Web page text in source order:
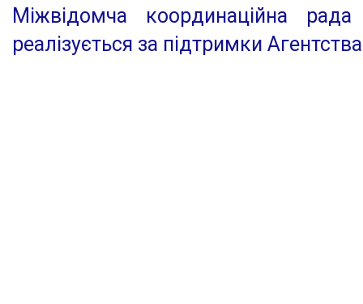
Міжвідомча координаційна рада
реалізується за підтримки